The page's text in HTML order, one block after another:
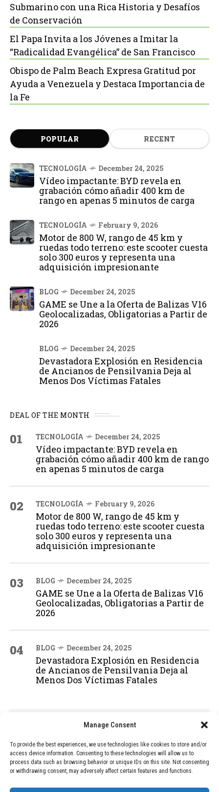
Manage Consent
To provide the best experiences, we use technologies like cookies to store and/or
access device information. Consenting to these technologies will allow us to
process data such as browsing behavior or unique IDs on this site. Not consenting
or withdrawing consent, may adversely affect certain features and functions.
Submarino con una Rica Historia y Desafíos
de Conservación
El Papa Invita a los Jóvenes a Imitar la
“Radicalidad Evangélica” de San Francisco
Obispo de Palm Beach Expresa Gratitud por
Ayuda a Venezuela y Destaca Importancia de
la Fe
POPULAR RECENT
TECNOLOGÍA December 24, 2025
Vídeo impactante: BYD revela en
grabación cómo añadir 400 km de
rango en apenas 5 minutos de carga
TECNOLOGÍA February 9, 2026
Motor de 800 W, rango de 45 km y
ruedas todo terreno: este scooter cuesta
solo 300 euros y representa una
adquisición impresionante
BLOG December 24, 2025
GAME se Une a la Oferta de Balizas V16
Geolocalizadas, Obligatorias a Partir de
2026
BLOG December 24, 2025
Devastadora Explosión en Residencia
de Ancianos de Pensilvania Deja al
Menos Dos Víctimas Fatales
DEAL OF THE MONTH
01 TECNOLOGÍA December 24, 2025
Vídeo impactante: BYD revela en
grabación cómo añadir 400 km de rango
en apenas 5 minutos de carga
02 TECNOLOGÍA February 9, 2026
Motor de 800 W, rango de 45 km y
ruedas todo terreno: este scooter cuesta
solo 300 euros y representa una
adquisición impresionante
03 BLOG December 24, 2025
GAME se Une a la Oferta de Balizas V16
Geolocalizadas, Obligatorias a Partir de
2026
04 BLOG December 24, 2025
Devastadora Explosión en Residencia
de Ancianos de Pensilvania Deja al
Menos Dos Víctimas Fatales